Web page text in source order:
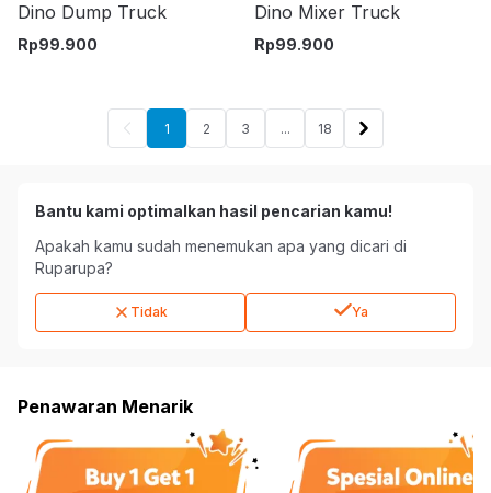
Dino Dump Truck
Rp99.900
Dino Mixer Truck
Rp99.900
1 2 3 ... 18
Bantu kami optimalkan hasil pencarian kamu!
Apakah kamu sudah menemukan apa yang dicari di
Ruparupa?
Tidak Ya
Penawaran Menarik